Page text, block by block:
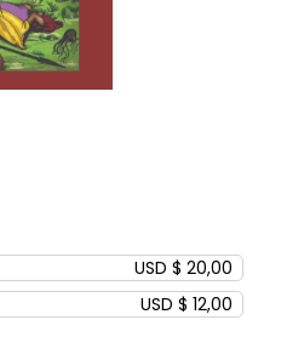
USD $ 20,00
USD $ 12,00